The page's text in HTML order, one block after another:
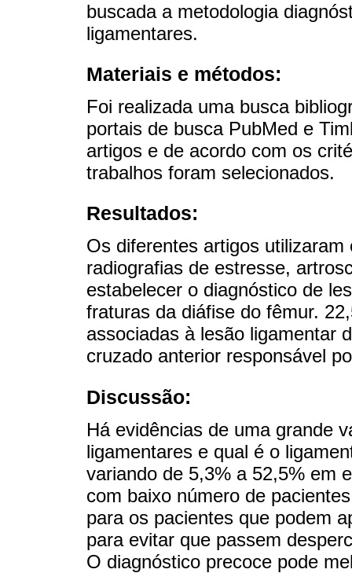
buscada a metodologia
ligamentares.
Materiais e métodos:
Foi realizada uma busca
portais de busca PubMed e
artigos e de acordo com os
trabalhos foram selecionados.
Resultados:
Os diferentes artigos
radiografias de estresse,
estabelecer o diagnóstico de
fraturas da diáfise do fêmur.
associadas à lesão ligamentar
cruzado anterior responsável
Discussão:
Há evidências de uma grande
ligamentares e qual é o
variando de 5,3% a 52,5% em
com baixo número de
para os pacientes que podem
para evitar que passem
O diagnóstico precoce pode